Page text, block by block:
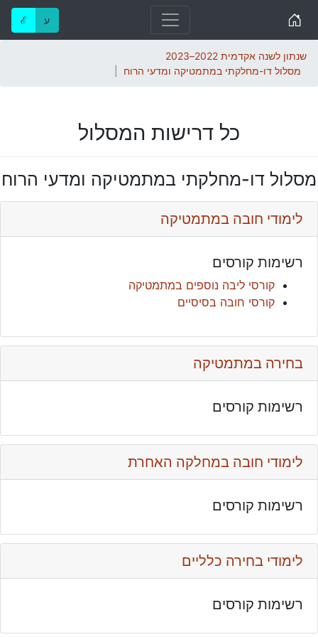
ℰ ע
שנתון לשנה אקדמית 2022–2023
מסלול דו-מחלקתי במתמטיקה ומדעי הרוח
כל דרישות המסלול
מסלול דו-מחלקתי במתמטיקה ומדעי הרוח
לימודי חובה במתמטיקה
רשימות קורסים
קורסי ליבה נוספים במתמטיקה
קורסי חובה בסיסיים
בחירה במתמטיקה
רשימות קורסים
לימודי חובה במחלקה האחרת
רשימות קורסים
לימודי בחירה כלליים
רשימות קורסים